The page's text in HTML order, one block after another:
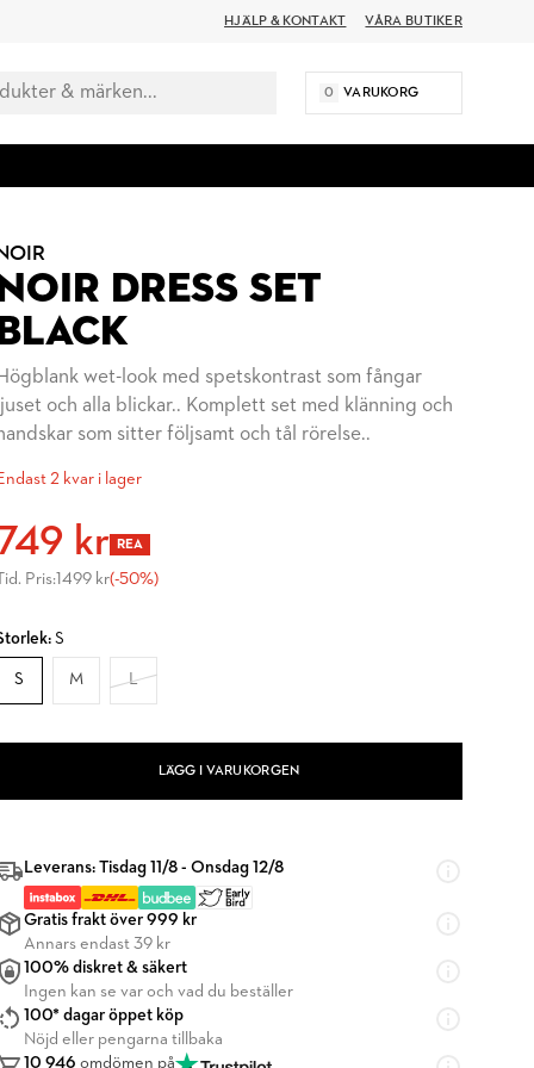
HJÄLP & KONTAKT VÅRA BUTIKER
0 VARUKORG
NOIR DRESS SET
BLACK
Högblank wet-look med spetskontrast som fångar
ljuset och alla blickar.. Komplett set med klänning och
som sitter följsamt och tål rörelse..
2 kvar i lager
kr REA
Tid. Pris:1499 kr(-50%)
S
S M L
LÄGG I VARUKORGEN
Leverans: Tisdag 11/8 - Onsdag 12/8
Gratis frakt över 999 kr
Annars endast 39 kr
100% diskret & säkert
Ingen kan se var och vad du beställer
100* dagar öppet köp
Nöjd eller pengarna tillbaka
10 946 omdömen på